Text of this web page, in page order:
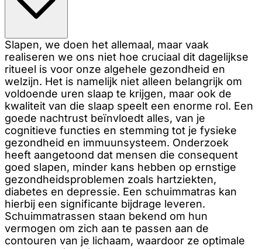
Slapen, we doen het allemaal, maar vaak
realiseren we ons niet hoe cruciaal dit dagelijkse
ritueel is voor onze algehele gezondheid en
welzijn. Het is namelijk niet alleen belangrijk om
voldoende uren slaap te krijgen, maar ook de
kwaliteit van die slaap speelt een enorme rol. Een
goede nachtrust beïnvloedt alles, van je
cognitieve functies en stemming tot je fysieke
gezondheid en immuunsysteem. Onderzoek
heeft aangetoond dat mensen die consequent
goed slapen, minder kans hebben op ernstige
gezondheidsproblemen zoals hartziekten,
diabetes en depressie. Een schuimmatras kan
hierbij een significante bijdrage leveren.
Schuimmatrassen staan bekend om hun
vermogen om zich aan te passen aan de
contouren van je lichaam, waardoor ze optimale